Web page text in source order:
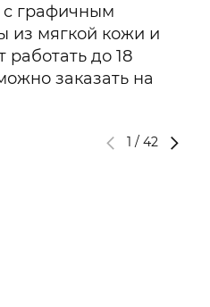
графичным
из мягкой кожи и
до 18
заказать на
1 / 42